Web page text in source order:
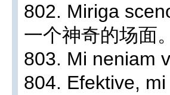
802. Miriga
一个神奇的场面。
803. Mi neniam
804. Efektive,